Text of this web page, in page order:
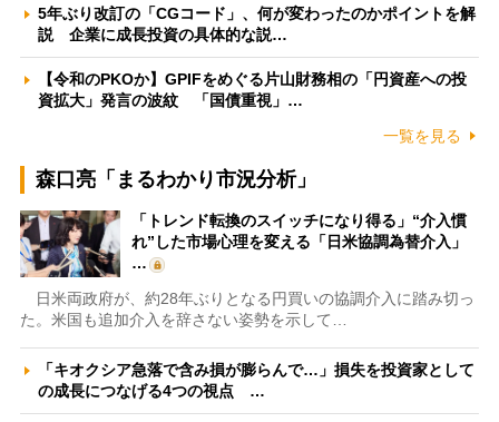
5年ぶり改訂の「CGコード」、何が変わったのかポイントを解
説 企業に成長投資の具体的な説…
【令和のPKOか】GPIFをめぐる片山財務相の「円資産への投
資拡大」発言の波紋 「国債重視」…
一覧を見る
森口亮「まるわかり市況分析」
「トレンド転換のスイッチになり得る」“介入慣
れ”した市場心理を変える「日米協調為替介入」
…
日米両政府が、約28年ぶりとなる円買いの協調介入に踏み切っ
た。米国も追加介入を辞さない姿勢を示して…
「キオクシア急落で含み損が膨らんで…」損失を投資家として
の成長につなげる4つの視点 …